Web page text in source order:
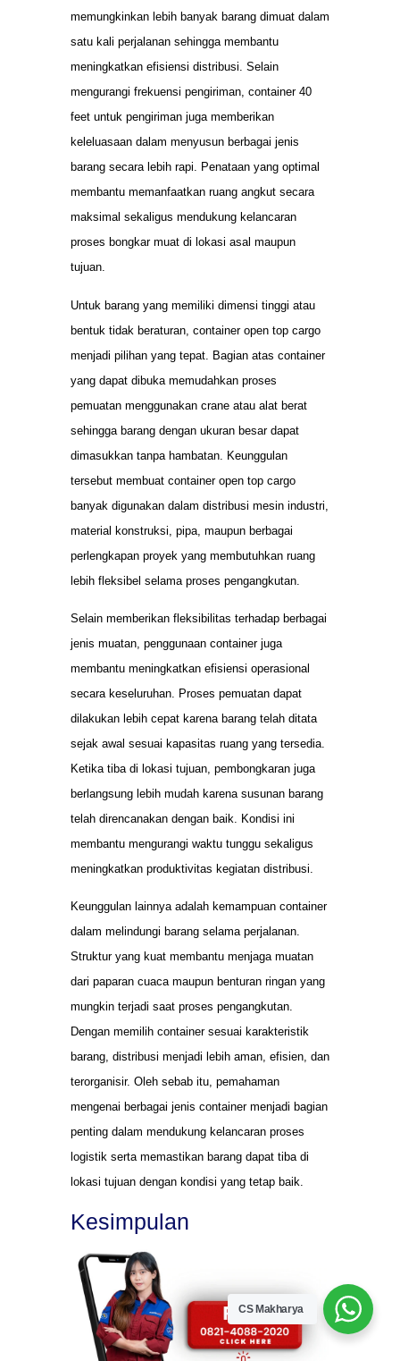
memungkinkan lebih banyak barang dimuat dalam
satu kali perjalanan sehingga membantu
meningkatkan efisiensi distribusi. Selain
mengurangi frekuensi pengiriman, container 40
feet untuk pengiriman juga memberikan
keleluasaan dalam menyusun berbagai jenis
barang secara lebih rapi. Penataan yang optimal
membantu memanfaatkan ruang angkut secara
maksimal sekaligus mendukung kelancaran
proses bongkar muat di lokasi asal maupun
tujuan.
Untuk barang yang memiliki dimensi tinggi atau
bentuk tidak beraturan, container open top cargo
menjadi pilihan yang tepat. Bagian atas container
yang dapat dibuka memudahkan proses
pemuatan menggunakan crane atau alat berat
sehingga barang dengan ukuran besar dapat
dimasukkan tanpa hambatan. Keunggulan
tersebut membuat container open top cargo
banyak digunakan dalam distribusi mesin industri,
material konstruksi, pipa, maupun berbagai
perlengkapan proyek yang membutuhkan ruang
lebih fleksibel selama proses pengangkutan.
Selain memberikan fleksibilitas terhadap berbagai
jenis muatan, penggunaan container juga
membantu meningkatkan efisiensi operasional
secara keseluruhan. Proses pemuatan dapat
dilakukan lebih cepat karena barang telah ditata
sejak awal sesuai kapasitas ruang yang tersedia.
Ketika tiba di lokasi tujuan, pembongkaran juga
berlangsung lebih mudah karena susunan barang
telah direncanakan dengan baik. Kondisi ini
membantu mengurangi waktu tunggu sekaligus
meningkatkan produktivitas kegiatan distribusi.
Keunggulan lainnya adalah kemampuan container
dalam melindungi barang selama perjalanan.
Struktur yang kuat membantu menjaga muatan
dari paparan cuaca maupun benturan ringan yang
mungkin terjadi saat proses pengangkutan.
Dengan memilih container sesuai karakteristik
barang, distribusi menjadi lebih aman, efisien, dan
terorganisir. Oleh sebab itu, pemahaman
mengenai berbagai jenis container menjadi bagian
penting dalam mendukung kelancaran proses
logistik serta memastikan barang dapat tiba di
lokasi tujuan dengan kondisi yang tetap baik.
Kesimpulan
CS Makharya